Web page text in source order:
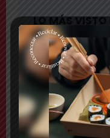
LO MÁS
Último Minuto
Bomberos
vivienda: hay
Nacional
Lanzan
«sospechosos»